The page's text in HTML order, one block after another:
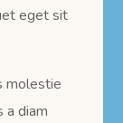
eget sit
molestie
a diam